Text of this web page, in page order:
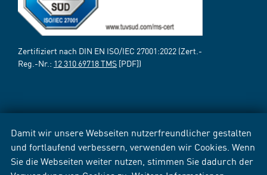
Damit wir unsere Webseiten nutzerfreundlicher gestalten
und fortlaufend verbessern, verwenden wir Cookies. Wenn
Sie die Webseiten weiter nutzen, stimmen Sie dadurch der
Zertifiziert nach DIN EN ISO/IEC 27001:2022 (Zert.-
Reg.-Nr.: 12 310 69718 TMS [PDF])